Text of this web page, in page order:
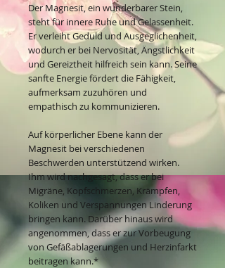
Der Magnesit, ein wunderbarer Stein,
steht für innere Ruhe und Gelassenheit.
Er verleiht Geduld und Ausgeglichenheit,
wodurch er bei Nervosität, Ängstlichkeit
und Gereiztheit hilfreich sein kann. Seine
sanfte Energie fördert die Fähigkeit,
aufmerksam zuzuhören und
empathisch zu kommunizieren.
Auf körperlicher Ebene kann der
Magnesit bei verschiedenen
Beschwerden unterstützend wirken.
Ihm wird nachgesagt, dass er bei
Migräne, Kopfschmerzen, Krämpfen,
Koliken und Verspannungen Linderung
bringen kann. Darüber hinaus wird
angenommen, dass er zur Vorbeugung
von Gefäßablagerungen und Herzinfarkt
beitragen kann.*